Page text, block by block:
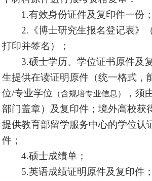
1.有效身份证件及复印件一份；
2.《博士研究生报名登记表》
打印并签名）；
3.硕士学历、学位证书原件及
生提供在读证明原件（统一格式，
位/专业学位 （含规培专业信息）
，须
部门盖章）及复印件；境外高校获
提供教育部留学服务中心的学位认
件；
4.硕士成绩单；
5.英语成绩证明原件及复印件；